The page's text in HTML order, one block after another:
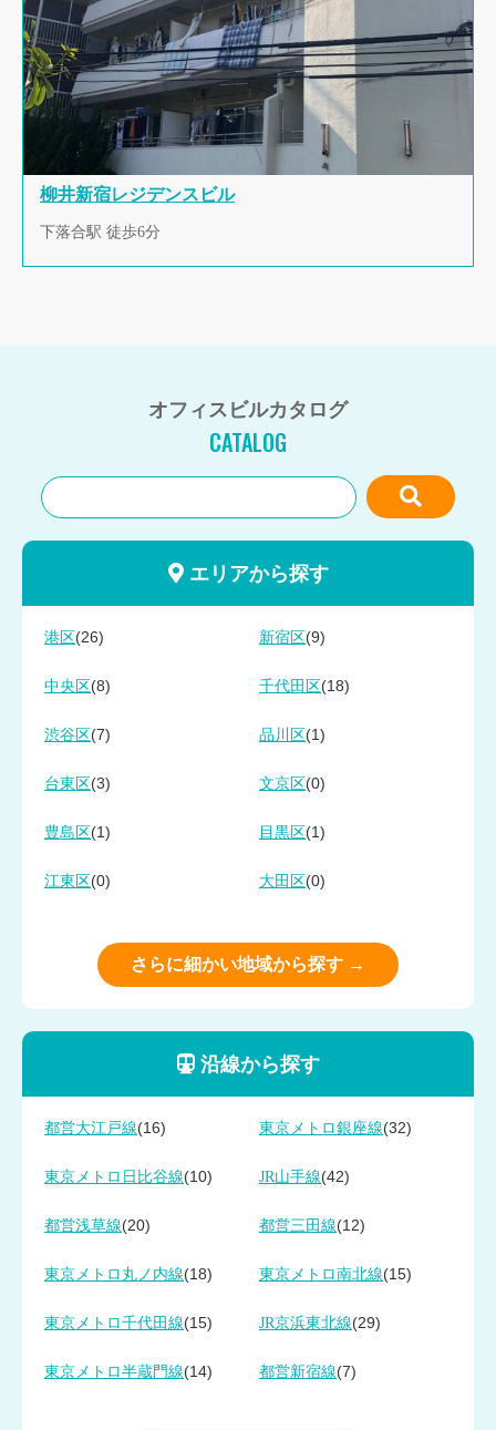
柳井新宿レジデンスビル
下落合駅 徒歩6分
オフィスビルカタログ
CATALOG
エリアから探す
港区 (26) 新宿区 (9)
中央区 (8) 千代田区 (18)
渋谷区 (7) 品川区 (1)
台東区 (3) 文京区 (0)
豊島区 (1) 目黒区 (1)
江東区 (0) 大田区 (0)
さらに細かい地域から探す →
沿線から探す
都営大江戸線(16) 東京メトロ銀座線(32)
東京メトロ日比谷線(10) JR山手線(42)
都営浅草線(20) 都営三田線(12)
東京メトロ丸ノ内線(18) 東京メトロ南北線(15)
東京メトロ千代田線(15) JR京浜東北線(29)
東京メトロ半蔵門線(14) 都営新宿線(7)